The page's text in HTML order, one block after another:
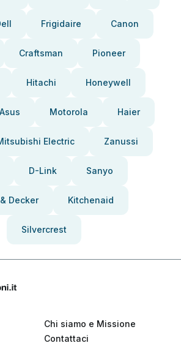
Frigidaire Canon
Craftsman Pioneer
Hitachi Honeywell
Asus Motorola Haier
Electric Zanussi
D-Link Sanyo
Decker Kitchenaid
Silvercrest
Chi siamo e Missione
Contattaci